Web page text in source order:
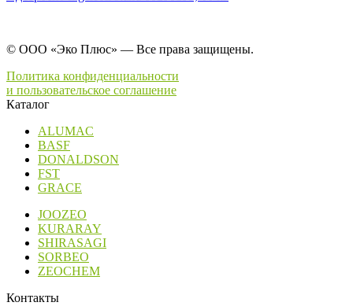
© ООО «Эко Плюс» — Все права защищены.
Политика конфиденциальности
и пользовательское соглашение
Каталог
ALUMAC
BASF
DONALDSON
FST
GRACE
JOOZEO
KURARAY
SHIRASAGI
SORBEO
ZEOCHEM
Контакты